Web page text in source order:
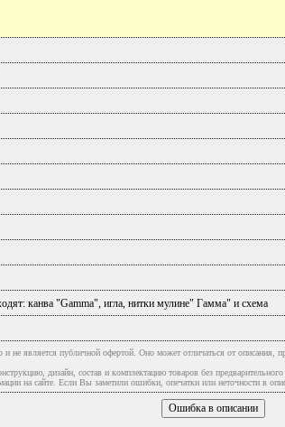
канва "Gamma", игла, нитки мулине" Гамма" и схема
не является публичной офертой. Оно может отличаться от описания,
дизайн, состав и комплектацию товаров без предварительного
на сайте. Если Вы заметили ошибки, опечатки или неточности в